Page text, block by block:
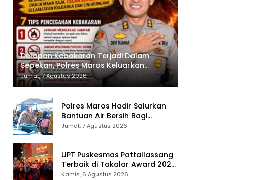
Delapan Kebakaran Terjadi Dalam
Sepekan, Polres Maros Keluarkan
Imbauan kepada Masyarakat
Jumat, 7 Agustus 2026
Polres Maros Hadir Salurkan
Bantuan Air Bersih Bagi
Masyarakat Terdampak Krisis
Jumat, 7 Agustus 2026
UPT Puskesmas Pattallassang
Terbaik di Takalar Award 2026,
Bukti Komitmen Hadirkan
Kamis, 6 Agustus 2026